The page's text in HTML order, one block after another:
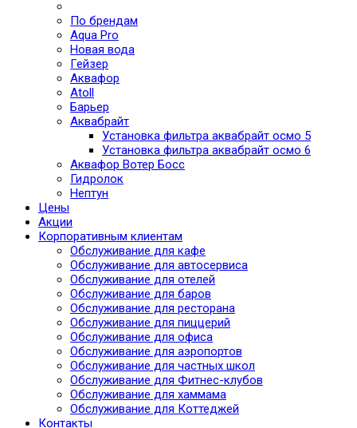
По брендам
Aqua Pro
Новая вода
Гейзер
Аквафор
Atoll
Барьер
Аквабрайт
Установка фильтра аквабрайт осмо 5
Установка фильтра аквабрайт осмо 6
Аквафор Вотер Босс
Гидролок
Нептун
Цены
Акции
Корпоративным клиентам
Обслуживание для кафе
Обслуживание для автосервиса
Обслуживание для отелей
Обслуживание для баров
Обслуживание для ресторана
Обслуживание для пиццерий
Обслуживание для офиса
Обслуживание для аэропортов
Обслуживание для частных школ
Обслуживание для Фитнес-клубов
Обслуживание для хаммама
Обслуживание для Коттеджей
Контакты